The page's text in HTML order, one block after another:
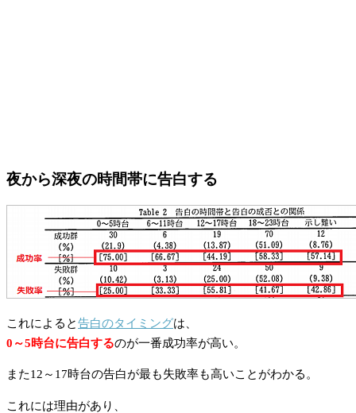
夜から深夜の時間帯に告白する
これによると告白のタイミングは、
0～5時台に告白するのが一番成功率が高い。
また12～17時台の告白が最も失敗率も高いことがわかる。
これには理由があり、